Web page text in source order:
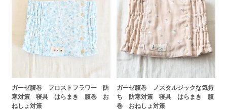
ガーゼ腹巻 フロストフラワー 防
寒対策 寝具 はらまき 腹巻 お
ねしょ対策
ガーゼ腹巻 ノスタルジックな気持
ち 防寒対策 寝具 はらまき 腹
巻 おねしょ対策